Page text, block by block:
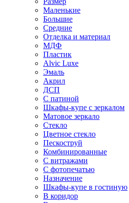
Маленькие
Большие
Средние
Отделка и материал
МДФ
Пластик
Alvic Luxe
Эмаль
Акрил
ДСП
С патиной
Шкафы-купе с зеркалом
Матовое зеркало
Стекло
Цветное стекло
Пескоструй
Комбинированные
С витражами
С фотопечатью
Назначение
Шкафы-купе в гостиную
В коридор